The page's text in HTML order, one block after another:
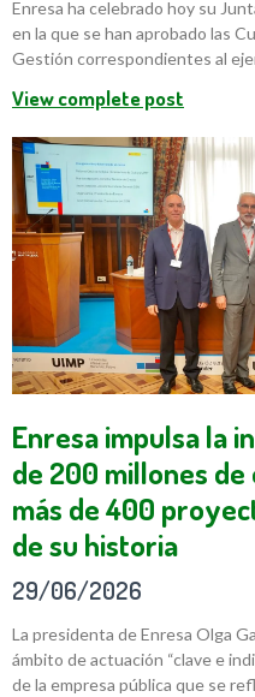
Enresa ha celebrado hoy su
en la que se han aprobado las
Gestión correspondientes al
View complete post
Enresa impulsa la
de 200 millones
más de 400
de su historia
29/06/2026
La presidenta de Enresa Olga
ámbito de actuación “clave e
de la empresa pública que se